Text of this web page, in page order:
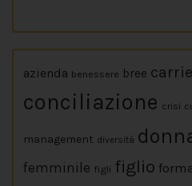
azienda benessere bree
conciliazione crisi
management diversità
femminile figli figlio